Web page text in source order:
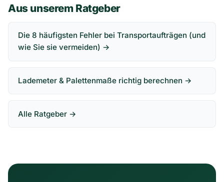
Aus unserem Ratgeber
Die 8 häufigsten Fehler bei Transportaufträgen (und
wie Sie sie vermeiden) →
Lademeter & Palettenmaße richtig berechnen →
Alle Ratgeber →